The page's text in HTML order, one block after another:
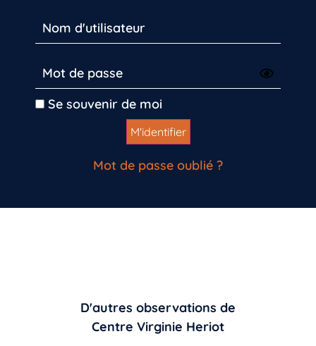
Se souvenir de moi
Mot de passe oublié ?
D'autres observations de
Centre Virginie Heriot